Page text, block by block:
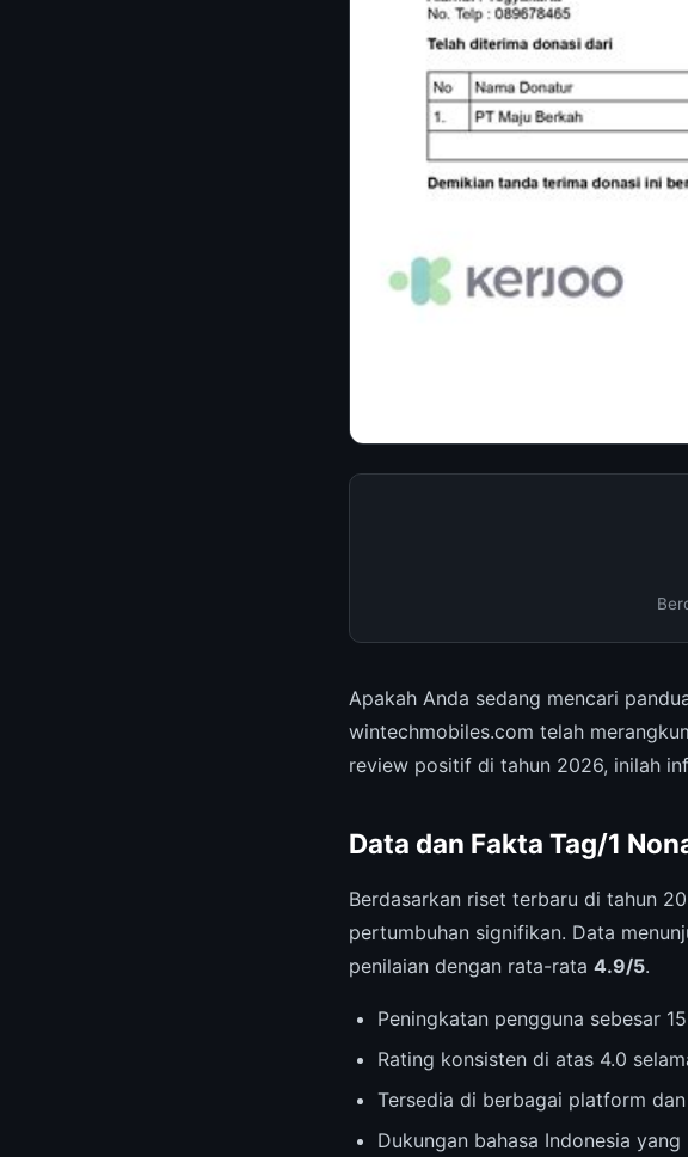
Apakah Anda sedang mencari
wintechmobiles.com telah
review positif di tahun 2026, inilah
Data dan Fakta Tag/1
Berdasarkan riset terbaru di tahun
pertumbuhan signifikan. Data
penilaian dengan rata-rata 4.9/5.
Peningkatan pengguna sebesar
Rating konsisten di atas 4.0
Tersedia di berbagai platform
Dukungan bahasa Indonesia yang